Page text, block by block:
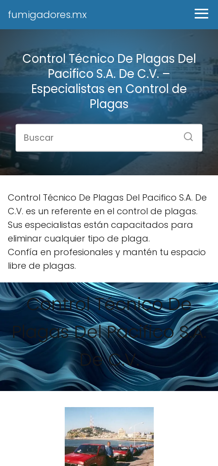
fumigadores.mx
Control Técnico De Plagas Del
Pacifico S.A. De C.V. –
Especialistas en Control de
Plagas
Control Técnico De Plagas Del Pacifico S.A. De
C.V. es un referente en el control de plagas.
Sus especialistas están capacitados para
eliminar cualquier tipo de plaga.
Confía en profesionales y mantén tu espacio
libre de plagas.
Control Técnico De
Plagas Del Pacifico S.A.
De C.V.